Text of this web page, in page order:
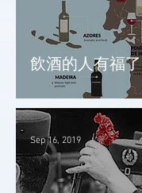
飲酒的人有福了
Sep 16, 2019